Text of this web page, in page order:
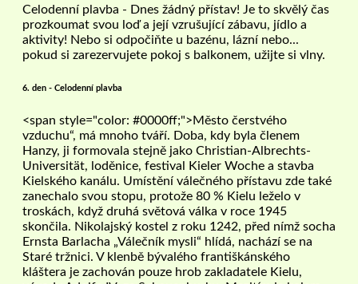
Celodenní plavba - Dnes žádný přístav! Je to skvělý čas
prozkoumat svou loď a její vzrušující zábavu, jídlo a
aktivity! Nebo si odpočiňte u bazénu, lázní nebo...
pokud si zarezervujete pokoj s balkonem, užijte si vlny.
6. den - Celodenní plavba
<span style="color: #0000ff;">Město čerstvého
vzduchu“, má mnoho tváří. Doba, kdy byla členem
Hanzy, ji formovala stejně jako Christian-Albrechts-
Universität, loděnice, festival Kieler Woche a stavba
Kielského kanálu. Umístění válečného přístavu zde také
zanechalo svou stopu, protože 80 % Kielu leželo v
troskách, když druhá světová válka v roce 1945
skončila. Nikolajský kostel z roku 1242, před nímž socha
Ernsta Barlacha „Válečník mysli“ hlídá, nachází se na
Staré tržnici. V klenbě bývalého františkánského
kláštera je zachován pouze hrob zakladatele Kielu,